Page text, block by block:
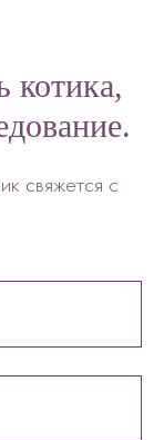
котика,
свяжется с